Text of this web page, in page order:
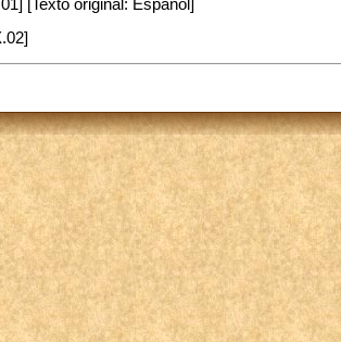
[Texto original: Español]